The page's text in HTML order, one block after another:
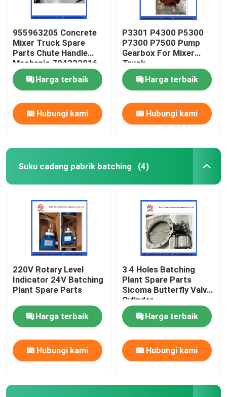
955963205 Concrete
Mixer Truck Spare
Parts Chute Handle
Mechanic 704223016
Harga terbaik
Hubungi kami
P3301 P4300 P5300
P7300 P7500 Pump
Gearbox For Mixer
Truck
Harga terbaik
Hubungi kami
Suku cadang pabrik batching (4)
220V Rotary Level
Indicator 24V Batching
Plant Spare Parts
Harga terbaik
Hubungi kami
3 4 Holes Batching
Plant Spare Parts
Sicoma Butterfly Valve
Cylinder
Electropneumatic
Actuator Cylinder
Harga terbaik
Hubungi kami